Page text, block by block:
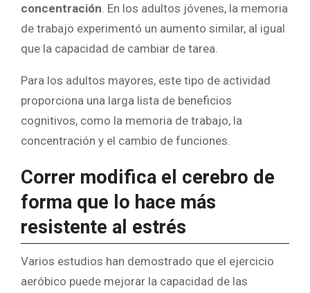
concentración . En los adultos jóvenes, la memoria
de trabajo experimentó un aumento similar, al igual
que la capacidad de cambiar de tarea.
Para los adultos mayores, este tipo de actividad
proporciona una larga lista de beneficios
cognitivos, como la memoria de trabajo, la
concentración y el cambio de funciones.
Correr modifica el cerebro de
forma que lo hace más
resistente al estrés
Varios estudios han demostrado que el ejercicio
aeróbico puede mejorar la capacidad de las